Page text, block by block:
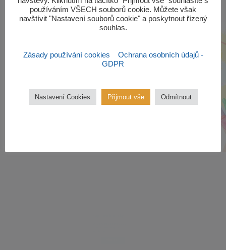
používáním VŠECH souborů cookie. Můžete však
navštívit "Nastavení souborů cookie" a poskytnout řízený
souhlas.‎
Zásady používání cookies
Ochrana osobních údajů -
GDPR
Nastavení Cookies Přijmout vše Odmítnout